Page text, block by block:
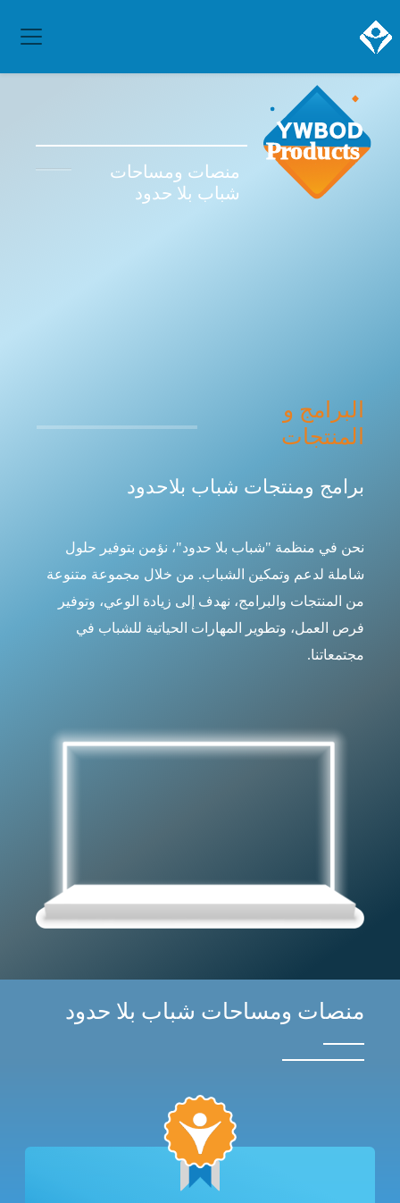
منصات ومساحات
شباب بلا حدود
البرامج و
المنتجات
برامج ومنتجات شباب بلاحدود
نحن في منظمة "شباب بلا حدود"، نؤمن بتوفير حلول
شاملة لدعم وتمكين الشباب. من خلال مجموعة متنوعة
من المنتجات والبرامج، نهدف إلى زيادة الوعي، وتوفير
فرص العمل، وتطوير المهارات الحياتية للشباب في
مجتمعاتنا.
منصات ومساحات شباب بلا حدود